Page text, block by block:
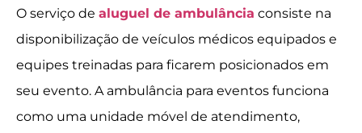
O serviço de aluguel de ambulância consiste na
disponibilização de veículos médicos equipados e
equipes treinadas para ficarem posicionados em
seu evento. A ambulância para eventos funciona
como uma unidade móvel de atendimento,